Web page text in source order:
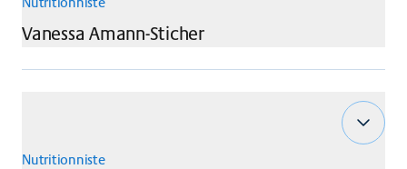
VanessaAmann-Sticher
Nutritionniste